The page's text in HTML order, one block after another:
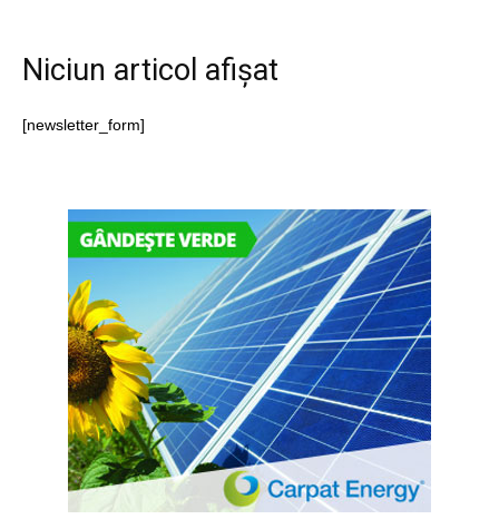
Niciun articol afișat
[newsletter_form]